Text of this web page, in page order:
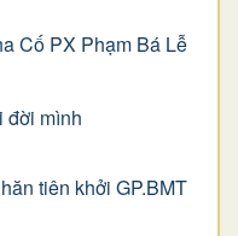
Cố PX Phạm Bá Lễ
đời mình
tiên khởi GP.BMT